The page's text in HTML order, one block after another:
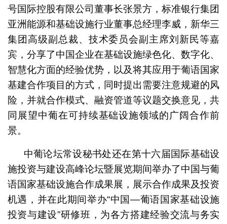
号国际控股有限公司董事长张景方，标准银行集团
亚洲能源和基础设施行业董事总经理李威，新华三
集团高级副总裁、技术委员会副主席刘新民等嘉
宾，分享了中国企业在基础设施绿色化、数字化、
智慧化方面的经验优势，以及将其应用于葡语国家
基建合作项目的方式，同时提出需要注意规避的风
险，并就合作模式、融资管道等议题交换意见，共
同展望中葡在可持续基础设施领域的广阔合作前
景。
中葡论坛常设秘书处还在第十六届国际基础设
施投资与建设高峰论坛暨展览期间举办了中国与葡
语国家基础设施合作成果展，展示合作成果及投资
机遇，并在此期间举办“中国—葡语国家基础设施
投资与建设”研修班，为各方搭建经验交流与务实